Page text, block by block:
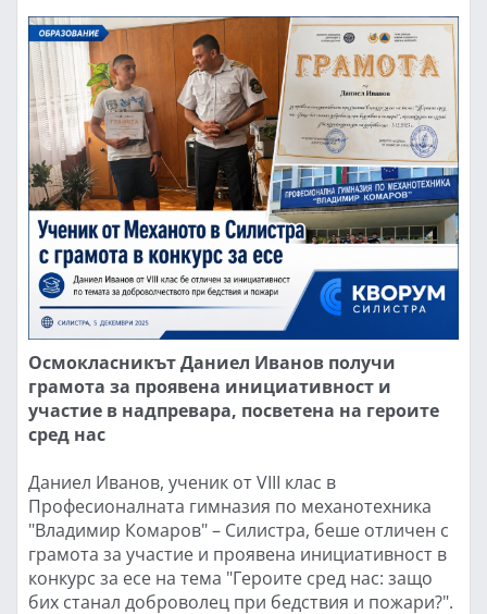
Осмокласникът Даниел Иванов получи
грамота за проявена инициативност и
участие в надпревара, посветена на героите
сред нас
Даниел Иванов, ученик от VIII клас в
Професионалната гимназия по механотехника
"Владимир Комаров" – Силистра, беше отличен с
грамота за участие и проявена инициативност в
конкурс за есе на тема "Героите сред нас: защо
бих станал доброволец при бедствия и пожари?".